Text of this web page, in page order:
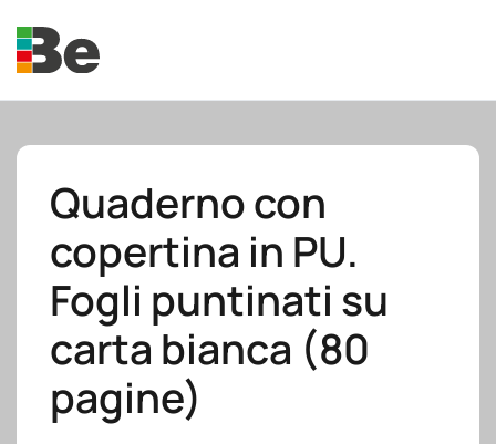
Skip to main content
Quaderno con
copertina in PU.
Fogli puntinati su
carta bianca (80
pagine)